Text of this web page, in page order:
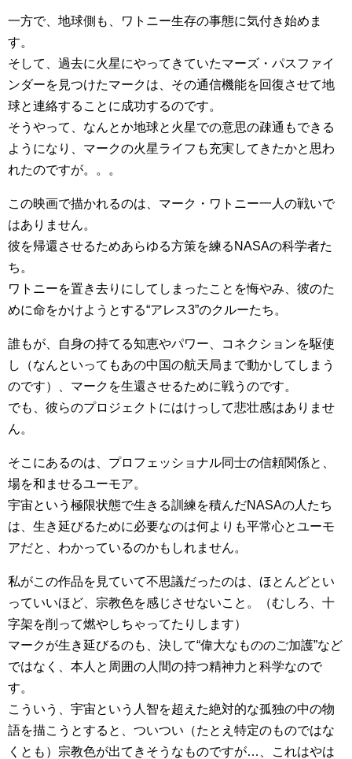
一方で、地球側も、ワトニー生存の事態に気付き始めま
す。
そして、過去に火星にやってきていたマーズ・パスファイ
ンダーを見つけたマークは、その通信機能を回復させて地
球と連絡することに成功するのです。
そうやって、なんとか地球と火星での意思の疎通もできる
ようになり、マークの火星ライフも充実してきたかと思わ
れたのですが。。。
この映画で描かれるのは、マーク・ワトニー一人の戦いで
はありません。
彼を帰還させるためあらゆる方策を練るNASAの科学者た
ち。
ワトニーを置き去りにしてしまったことを悔やみ、彼のた
めに命をかけようとする“アレス3”のクルーたち。
誰もが、自身の持てる知恵やパワー、コネクションを駆使
し（なんといってもあの中国の航天局まで動かしてしまう
のです）、マークを生還させるために戦うのです。
でも、彼らのプロジェクトにはけっして悲壮感はありませ
ん。
そこにあるのは、プロフェッショナル同士の信頼関係と、
場を和ませるユーモア。
宇宙という極限状態で生きる訓練を積んだNASAの人たち
は、生き延びるために必要なのは何よりも平常心とユーモ
アだと、わかっているのかもしれません。
私がこの作品を見ていて不思議だったのは、ほとんどとい
っていいほど、宗教色を感じさせないこと。（むしろ、十
字架を削って燃やしちゃってたりします）
マークが生き延びるのも、決して“偉大なもののご加護”など
ではなく、本人と周囲の人間の持つ精神力と科学なので
す。
こういう、宇宙という人智を超えた絶対的な孤独の中の物
語を描こうとすると、ついつい（たとえ特定のものではな
くとも）宗教色が出てきそうなものですが…、これはやは